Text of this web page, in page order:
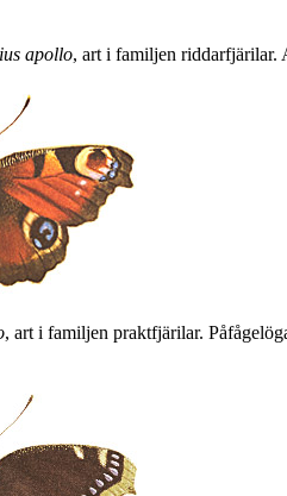
apollo, art i familjen riddarfjärilar.
, art i familjen praktfjärilar.